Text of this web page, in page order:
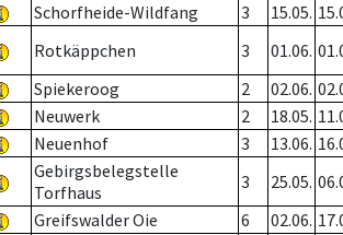
Schorfheide-Wildfang 3 15.05.
Rotkäppchen 3 01.06.
Spiekeroog 2 02.06.
Neuwerk 2 18.05.
Neuenhof 3 13.06.
Gebirgsbelegstelle
Torfhaus
3 25.05.
Greifswalder Oie 6 02.06.